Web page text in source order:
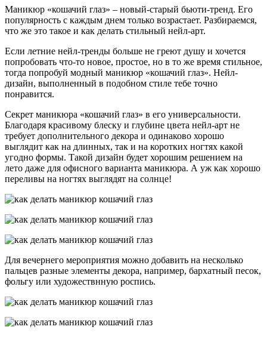
Маникюр «кошачий глаз» – новый-старый бьюти-тренд. Его
популярность с каждым днем только возрастает. Разбираемся,
что же это такое и как делать стильный нейл-арт.
Если летние нейл-тренды больше не греют душу и хочется
попробовать что-то новое, простое, но в то же время стильное,
тогда попробуй модный маникюр «кошачий глаз». Нейл-
дизайн, выполненный в подобном стиле тебе точно
понравится.
Секрет маникюра «кошачий глаз» в его универсальности.
Благодаря красивому блеску и глубине цвета нейл-арт не
требует дополнительного декора и одинаково хорошо
выглядит как на длинных, так и на коротких ногтях какой
угодно формы. Такой дизайн будет хорошим решением на
лето даже для офисного варианта маникюра. А уж как хорошо
переливы на ногтях выглядят на солнце!
Для вечернего мероприятия можно добавить на несколько
пальцев разные элементы декора, например, бархатный песок,
фольгу или художествнную роспись.